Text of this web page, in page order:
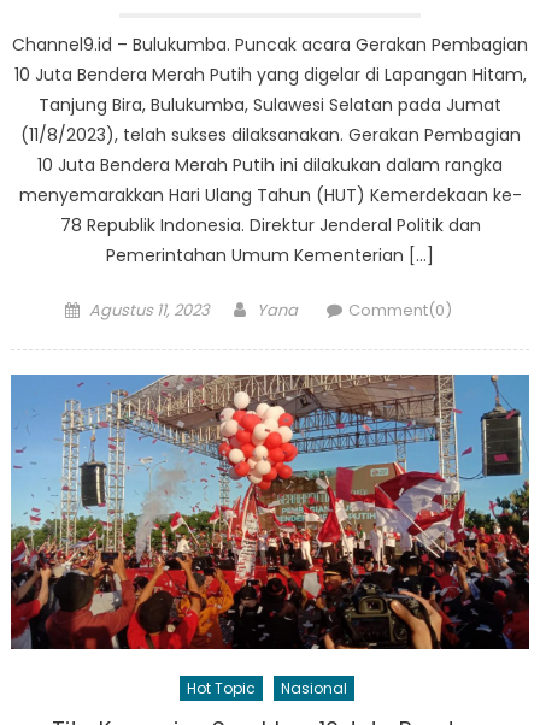
Channel9.id – Bulukumba. Puncak acara Gerakan Pembagian
10 Juta Bendera Merah Putih yang digelar di Lapangan Hitam,
Tanjung Bira, Bulukumba, Sulawesi Selatan pada Jumat
(11/8/2023), telah sukses dilaksanakan. Gerakan Pembagian
10 Juta Bendera Merah Putih ini dilakukan dalam rangka
menyemarakkan Hari Ulang Tahun (HUT) Kemerdekaan ke-
78 Republik Indonesia. Direktur Jenderal Politik dan
Pemerintahan Umum Kementerian […]
Posted
Agustus 11, 2023 Author
Yana Comment(0)
Hot Topic Nasional